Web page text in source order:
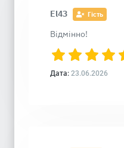
El43 Гість
Відмінно!
Дата: 23.06.2026